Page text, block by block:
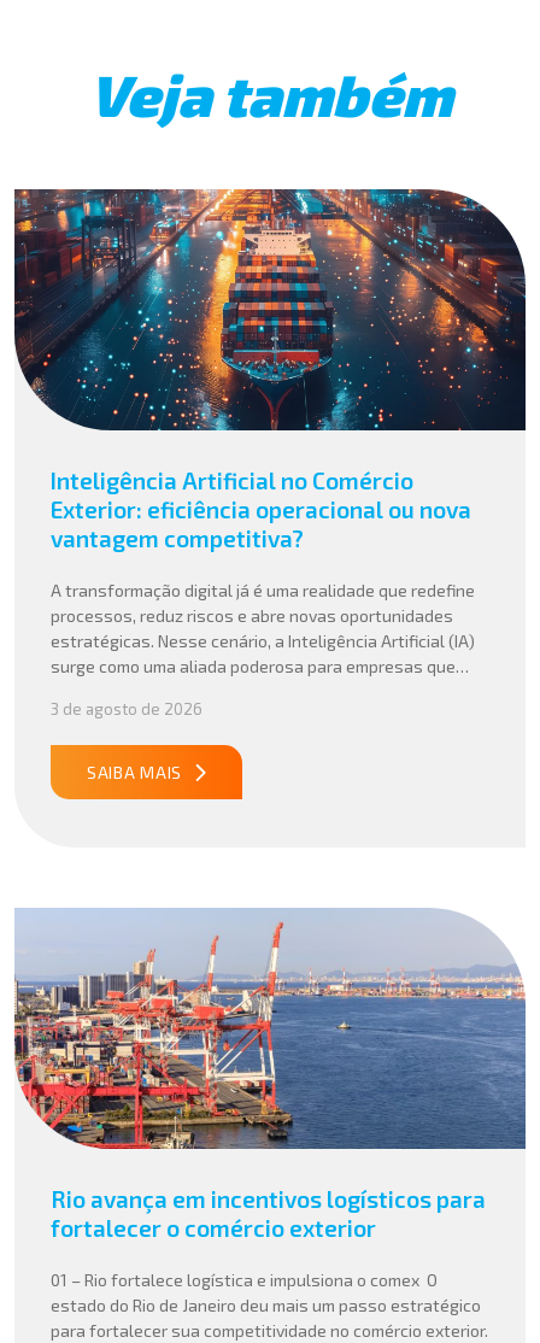
Veja também
Inteligência Artificial no Comércio
Exterior: eficiência operacional ou nova
vantagem competitiva?
A transformação digital já é uma realidade que redefine
processos, reduz riscos e abre novas oportunidades
estratégicas. Nesse cenário, a Inteligência Artificial (IA)
surge como uma aliada poderosa para empresas que
suas operações internacionais. Mais do que automatizar
tarefas, a IA vem sendo aplicada para interpretar dados
complexos, […]
3 de agosto de 2026
SAIBA MAIS
Rio avança em incentivos logísticos para
fortalecer o comércio exterior
01 – Rio fortalece logística e impulsiona o comex O
estado do Rio de Janeiro deu mais um passo estratégico
para fortalecer sua competitividade no comércio exterior.